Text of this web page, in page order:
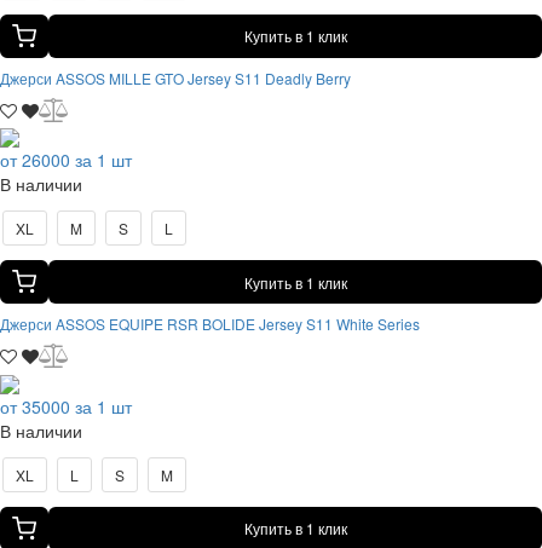
Купить в 1 клик
Джерси ASSOS MILLE GTO Jersey S11 Deadly Berry
от 26000 за 1 шт
В наличии
XL M S L
Купить в 1 клик
Джерси ASSOS EQUIPE RSR BOLIDE Jersey S11 White Series
от 35000 за 1 шт
В наличии
XL L S M
Купить в 1 клик